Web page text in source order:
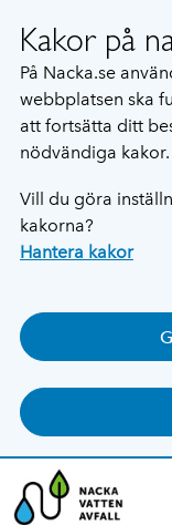
Kakor på
På Nacka.se
webbplatsen ska
att fortsätta ditt
nödvändiga kakor.
Vill du göra
kakorna?
Hantera kakor